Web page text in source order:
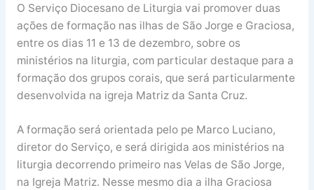
O Serviço Diocesano de Liturgia vai promover duas
ações de formação nas ilhas de São Jorge e Graciosa,
entre os dias 11 e 13 de dezembro, sobre os
ministérios na liturgia, com particular destaque para a
formação dos grupos corais, que será particularmente
desenvolvida na igreja Matriz da Santa Cruz.
A formação será orientada pelo pe Marco Luciano,
diretor do Serviço, e será dirigida aos ministérios na
liturgia decorrendo primeiro nas Velas de São Jorge,
na Igreja Matriz. Nesse mesmo dia a ilha Graciosa